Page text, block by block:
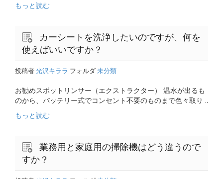
もっと読む
カーシートを洗浄したいのですが、何を
使えばいいですか？
投稿者光沢キララ フォルダ未分類
お勧めスポットリンサー（エクストラクター） 温水が出るも
のから、バッテリー式でコンセント不要のものまで色々取り ..
もっと読む
業務用と家庭用の掃除機はどう違うので
すか？